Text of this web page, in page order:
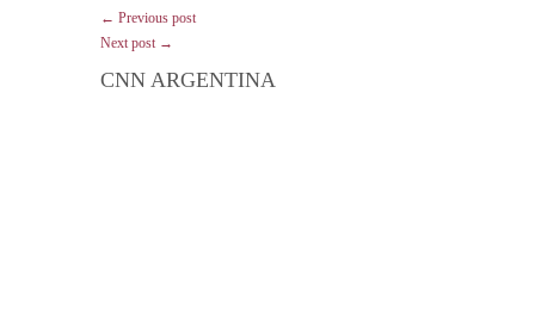
← Previous post
Next post →
CNN ARGENTINA